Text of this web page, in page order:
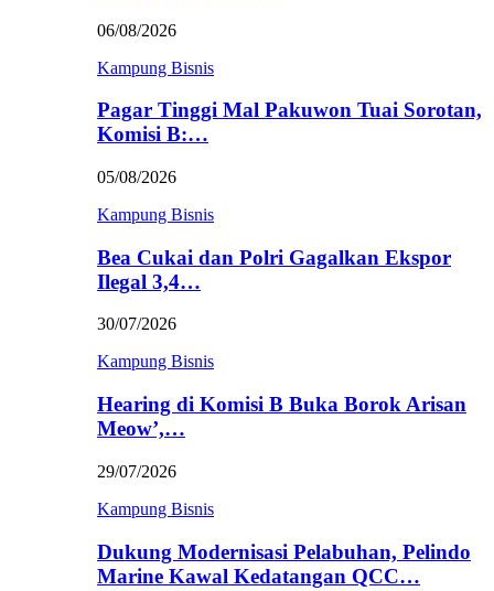
06/08/2026
Kampung Bisnis
Pagar Tinggi Mal Pakuwon Tuai Sorotan,
Komisi B:…
05/08/2026
Kampung Bisnis
Bea Cukai dan Polri Gagalkan Ekspor
Ilegal 3,4…
30/07/2026
Kampung Bisnis
Hearing di Komisi B Buka Borok Arisan
Meow’,…
29/07/2026
Kampung Bisnis
Dukung Modernisasi Pelabuhan, Pelindo
Marine Kawal Kedatangan QCC…